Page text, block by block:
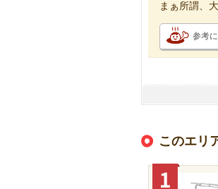
まぁ所謂、
参考
このエリ